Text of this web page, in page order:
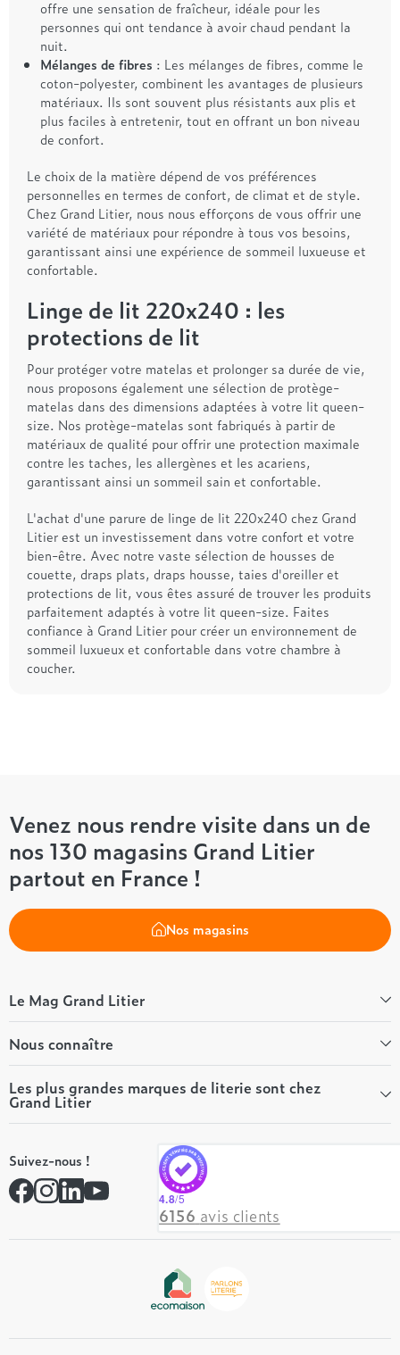
offre une sensation de fraîcheur, idéale pour les
personnes qui ont tendance à avoir chaud pendant la
nuit.
Mélanges de fibres : Les mélanges de fibres, comme le
coton-polyester, combinent les avantages de plusieurs
matériaux. Ils sont souvent plus résistants aux plis et
plus faciles à entretenir, tout en offrant un bon niveau
de confort.
Le choix de la matière dépend de vos préférences
personnelles en termes de confort, de climat et de style.
Chez Grand Litier, nous nous efforçons de vous offrir une
variété de matériaux pour répondre à tous vos besoins,
garantissant ainsi une expérience de sommeil luxueuse et
confortable.
Linge de lit 220x240 : les
protections de lit
Pour protéger votre matelas et prolonger sa durée de vie,
nous proposons également une sélection de protège-
matelas dans des dimensions adaptées à votre lit queen-
size. Nos protège-matelas sont fabriqués à partir de
matériaux de qualité pour offrir une protection maximale
contre les taches, les allergènes et les acariens,
garantissant ainsi un sommeil sain et confortable.
L'achat d'une parure de linge de lit 220x240 chez Grand
Litier est un investissement dans votre confort et votre
bien-être. Avec notre vaste sélection de housses de
couette, draps plats, draps housse, taies d'oreiller et
protections de lit, vous êtes assuré de trouver les produits
parfaitement adaptés à votre lit queen-size. Faites
confiance à Grand Litier pour créer un environnement de
sommeil luxueux et confortable dans votre chambre à
coucher.
Venez nous rendre visite dans un de
nos 130 magasins Grand Litier
partout en France !
Nos magasins
Le Mag Grand Litier
Bien-être
Conseils literie
Tous les articles du Mag
Tous nos guides
Nous connaître
Qui sommes-nous ?
Nos valeurs
Nos engagements
Rejoindre notre réseau
Contactez-nous
Les plus grandes marques de literie sont chez
Grand Litier
André Renault
Simmons
Hôtel & Lodge
Suivez-nous !
4.8/5
6156 avis clients